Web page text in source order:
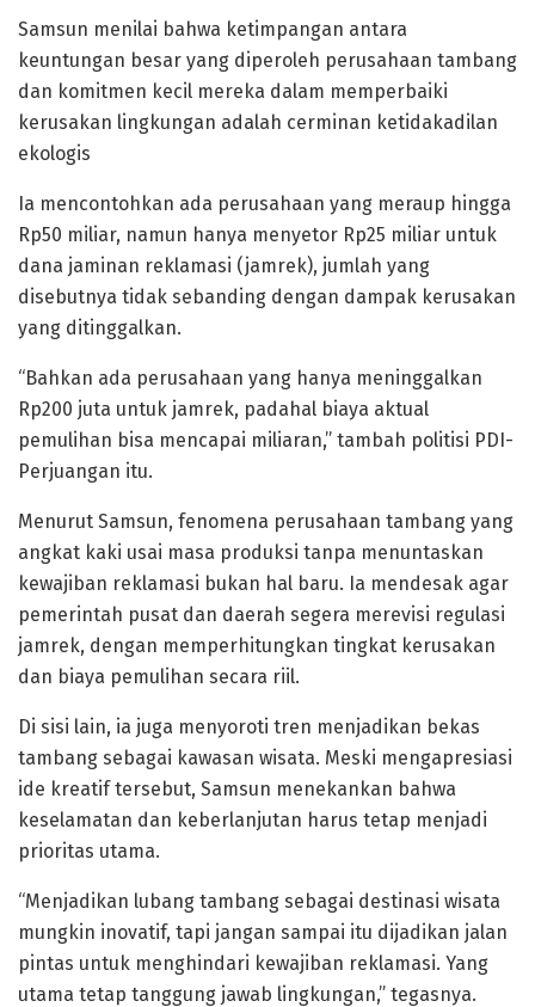
Samsun menilai bahwa ketimpangan antara
keuntungan besar yang diperoleh perusahaan tambang
dan komitmen kecil mereka dalam memperbaiki
kerusakan lingkungan adalah cerminan ketidakadilan
ekologis
Ia mencontohkan ada perusahaan yang meraup hingga
Rp50 miliar, namun hanya menyetor Rp25 miliar untuk
dana jaminan reklamasi (jamrek), jumlah yang
disebutnya tidak sebanding dengan dampak kerusakan
yang ditinggalkan.
“Bahkan ada perusahaan yang hanya meninggalkan
Rp200 juta untuk jamrek, padahal biaya aktual
pemulihan bisa mencapai miliaran,” tambah politisi PDI-
Perjuangan itu.
Menurut Samsun, fenomena perusahaan tambang yang
angkat kaki usai masa produksi tanpa menuntaskan
kewajiban reklamasi bukan hal baru. Ia mendesak agar
pemerintah pusat dan daerah segera merevisi regulasi
jamrek, dengan memperhitungkan tingkat kerusakan
dan biaya pemulihan secara riil.
Di sisi lain, ia juga menyoroti tren menjadikan bekas
tambang sebagai kawasan wisata. Meski mengapresiasi
ide kreatif tersebut, Samsun menekankan bahwa
keselamatan dan keberlanjutan harus tetap menjadi
prioritas utama.
“Menjadikan lubang tambang sebagai destinasi wisata
mungkin inovatif, tapi jangan sampai itu dijadikan jalan
pintas untuk menghindari kewajiban reklamasi. Yang
utama tetap tanggung jawab lingkungan,” tegasnya.